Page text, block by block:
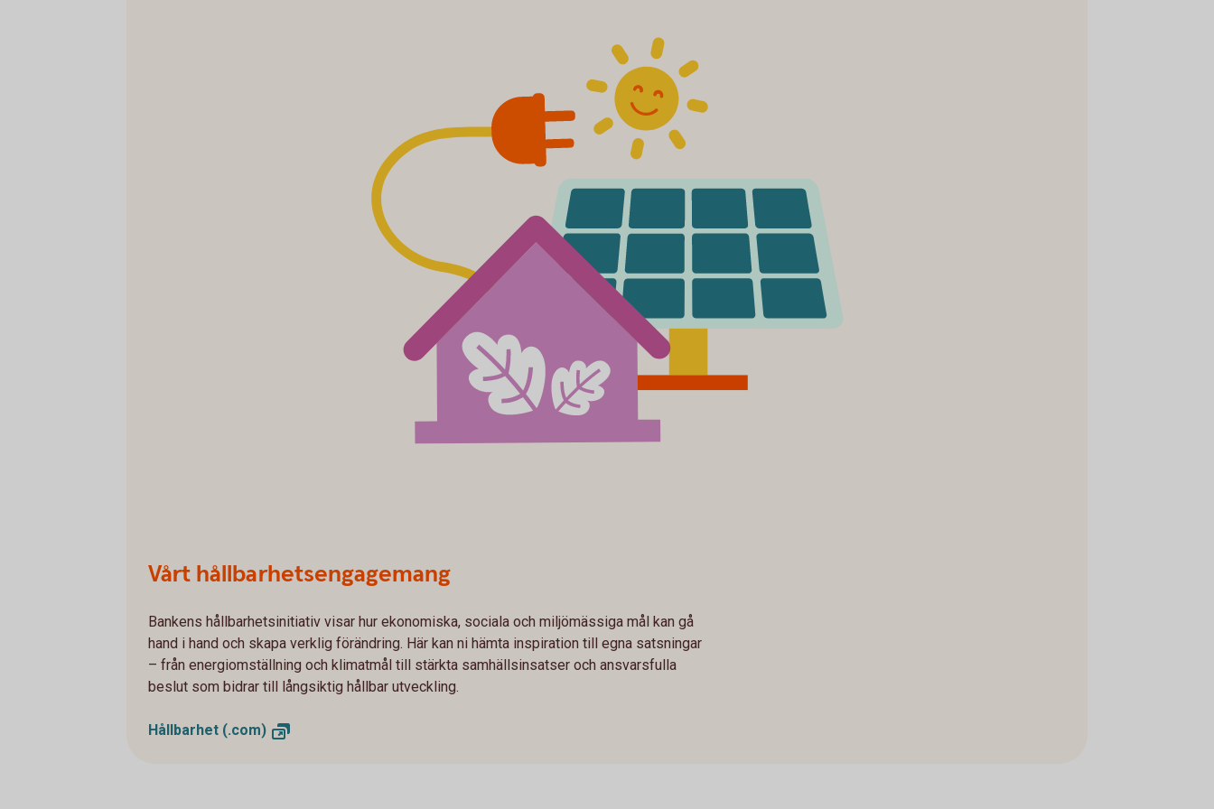
Vårt hållbarhetsengagemang
Bankens hållbarhetsinitiativ visar hur ekonomiska, sociala och miljömässiga mål kan gå
hand i hand och skapa verklig förändring. Här kan ni hämta inspiration till egna satsningar
– från energiomställning och klimatmål till stärkta samhällsinsatser och ansvarsfulla
beslut som bidrar till långsiktig hållbar utveckling.
Hållbarhet (.com)